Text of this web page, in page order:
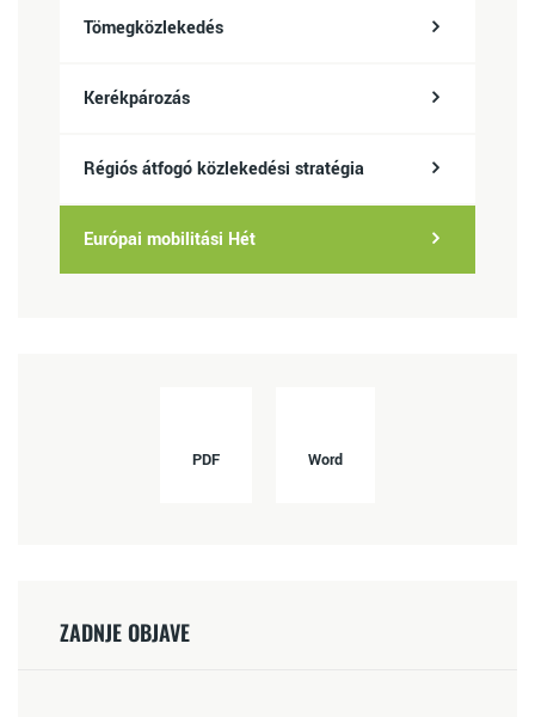
Tömegközlekedés
Kerékpározás
Régiós átfogó közlekedési stratégia
Európai mobilitási Hét
PDF Word
ZADNJE OBJAVE